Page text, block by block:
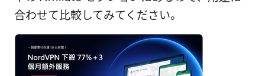
合わせて比較してみてください。